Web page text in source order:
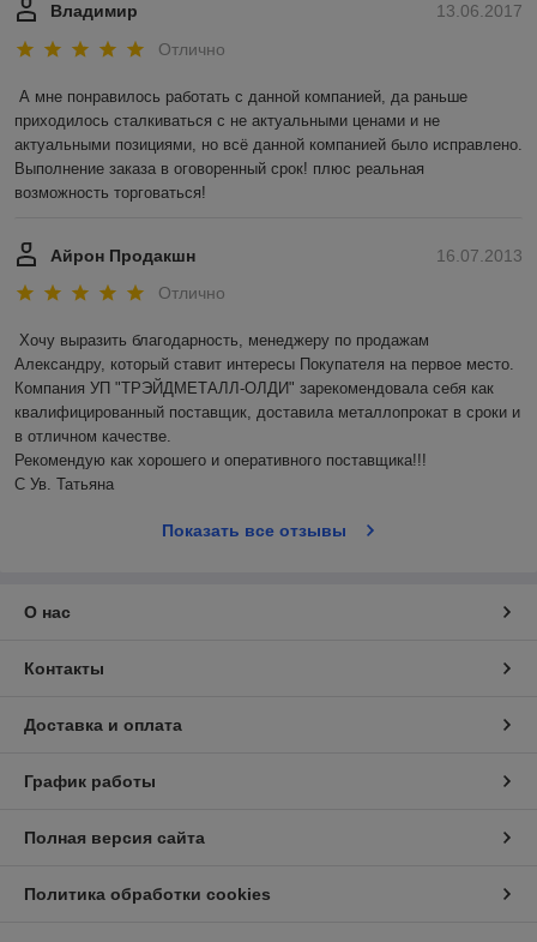
13.06.2017
Владимир
Отлично
А мне понравилось работать с данной компанией, да раньше
приходилось сталкиваться с не актуальными ценами и не
актуальными позициями, но всё данной компанией было исправлено.
Выполнение заказа в оговоренный срок! плюс реальная
возможность торговаться!
16.07.2013
Айрон Продакшн
Отлично
Хочу выразить благодарность, менеджеру по продажам
Александру, который ставит интересы Покупателя на первое место.
Компания УП "ТРЭЙДМЕТАЛЛ-ОЛДИ" зарекомендовала себя как
квалифицированный поставщик, доставила металлопрокат в сроки и
в отличном качестве.
Рекомендую как хорошего и оперативного поставщика!!!
С Ув. Татьяна
Показать все отзывы
О нас
Контакты
Доставка и оплата
График работы
Полная версия сайта
Политика обработки cookies